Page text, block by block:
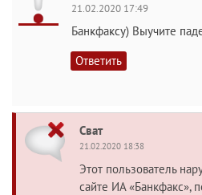
21.02.2020 17:49
Банкфаксу) Выучите
Ответить
Сват
21.02.2020 18:38
Этот пользователь
сайте ИА «Банкфакс»,